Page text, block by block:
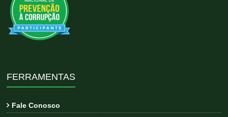
FERRAMENTAS
Fale Conosco